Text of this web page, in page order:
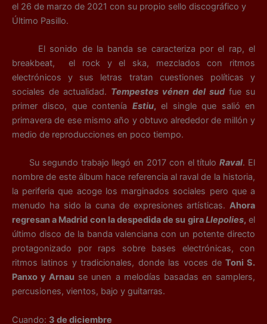
el 26 de marzo de 2021 con su propio sello discográfico y
Último Pasillo.
El sonido de la banda se caracteriza por el rap, el
breakbeat, el rock y el ska, mezclados con ritmos
electrónicos y sus letras tratan cuestiones políticas y
sociales de actualidad. Tempestes vénen del sud fue su
primer disco, que contenía Estiu, el single que salió en
primavera de ese mismo año y obtuvo alrededor de millón y
medio de reproducciones en poco tiempo.
Su segundo trabajo llegó en 2017 con el título Raval. El
nombre de este álbum hace referencia al raval de la historia,
la periferia que acoge los marginados sociales pero que a
menudo ha sido la cuna de expresiones artísticas. Ahora
regresan a Madrid con la despedida de su giraLlepolies, el
último disco de la banda valenciana con un potente directo
protagonizado por raps sobre bases electrónicas, con
ritmos latinos y tradicionales, donde las voces de Toni S.
Panxo y Arnau se unen a melodías basadas en samplers,
percusiones, vientos, bajo y guitarras.
Cuando: 3 de diciembre